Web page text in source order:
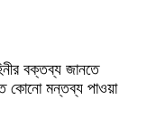
বক্তব্য জানতে
কোনো মন্তব্য পাওয়া